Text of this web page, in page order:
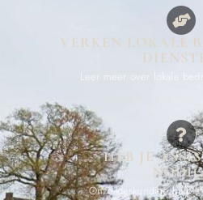
VERKEN LOKALE
Leer meer over lokale
HEB JE
Onze deskundige hulp